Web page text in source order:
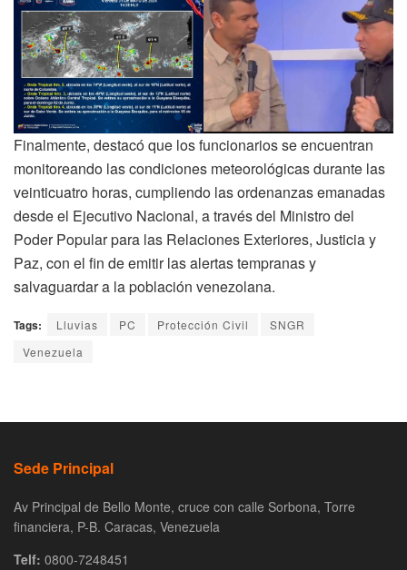
Finalmente, destacó que los funcionarios se encuentran
monitoreando las condiciones meteorológicas durante las
veinticuatro horas, cumpliendo las ordenanzas emanadas
desde el Ejecutivo Nacional, a través del Ministro del
Poder Popular para las Relaciones Exteriores, Justicia y
Paz, con el fin de emitir las alertas tempranas y
salvaguardar a la población venezolana.
Tags: Lluvias PC Protección Civil
SNGR
Venezuela
Sede Principal
Av Principal de Bello Monte, cruce con calle Sorbona, Torre
financiera, P-B. Caracas, Venezuela
Telf: 0800-7248451